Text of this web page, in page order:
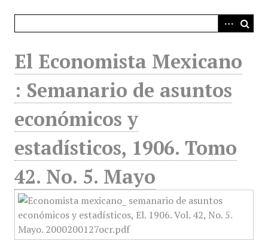
El Economista Mexicano
: Semanario de asuntos
económicos y
estadísticos, 1906. Tomo
42. No. 5. Mayo